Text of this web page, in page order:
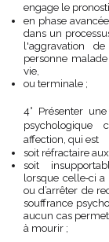
engage le
en phase
dans un
l'aggravation
personne
vie,
ou terminale ;
4° Présenter
psychologique
affection, qui est
soit réfractaire
soit
lorsque celle‑ci
ou d’arrêter de
souffrance
aucun cas
à mourir ;